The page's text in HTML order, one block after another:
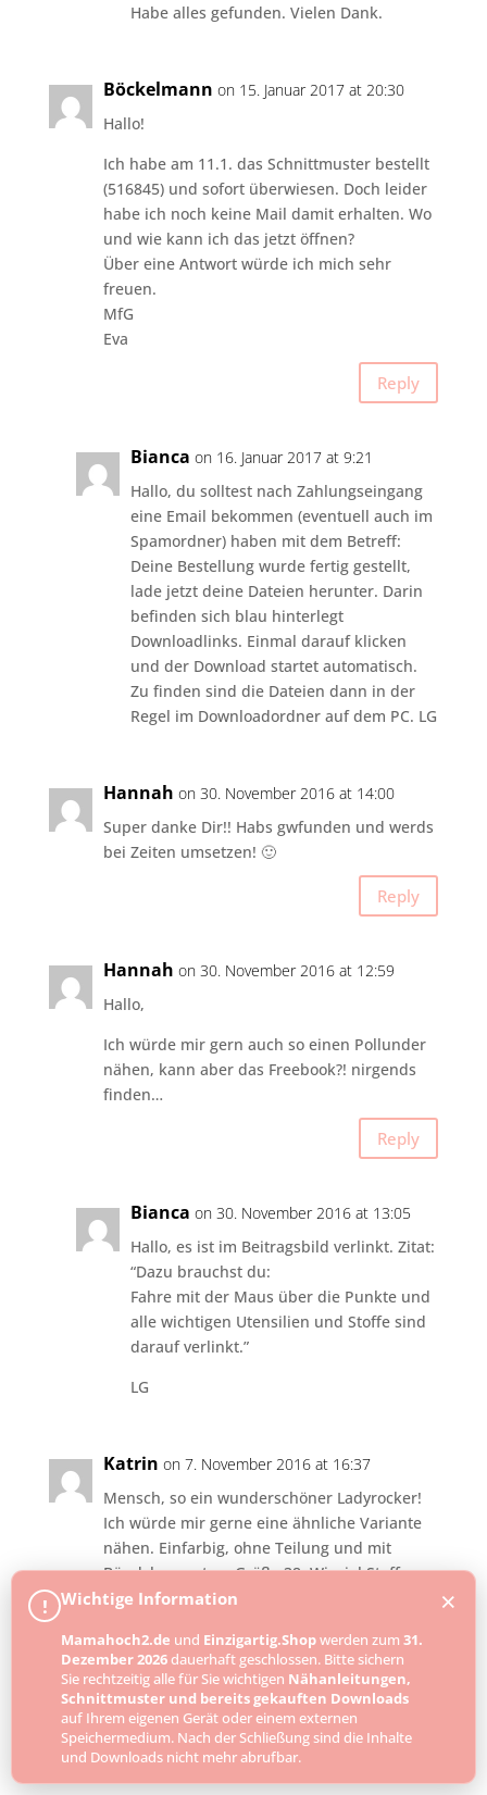
Habe alles gefunden. Vielen Dank.
Böckelmann on 15. Januar 2017 at 20:30
Hallo!
Ich habe am 11.1. das Schnittmuster bestellt
(516845) und sofort überwiesen. Doch leider
habe ich noch keine Mail damit erhalten. Wo
und wie kann ich das jetzt öffnen?
Über eine Antwort würde ich mich sehr
freuen.
MfG
Eva
Reply
Bianca on 16. Januar 2017 at 9:21
Hallo, du solltest nach Zahlungseingang
eine Email bekommen (eventuell auch im
Spamordner) haben mit dem Betreff:
Deine Bestellung wurde fertig gestellt,
lade jetzt deine Dateien herunter. Darin
befinden sich blau hinterlegt
Downloadlinks. Einmal darauf klicken
und der Download startet automatisch.
Zu finden sind die Dateien dann in der
Regel im Downloadordner auf dem PC. LG
Hannah on 30. November 2016 at 14:00
Super danke Dir!! Habs gwfunden und werds
bei Zeiten umsetzen! 🙂
Reply
Hannah on 30. November 2016 at 12:59
Hallo,
Ich würde mir gern auch so einen Pollunder
nähen, kann aber das Freebook?! nirgends
finden…
Reply
Bianca on 30. November 2016 at 13:05
Hallo, es ist im Beitragsbild verlinkt. Zitat:
“Dazu brauchst du:
Fahre mit der Maus über die Punkte und
alle wichtigen Utensilien und Stoffe sind
darauf verlinkt.”
LG
Katrin on 7. November 2016 at 16:37
Mensch, so ein wunderschöner Ladyrocker!
Ich würde mir gerne eine ähnliche Variante
nähen. Einfarbig, ohne Teilung und mit
Bündchen unten. Größe 38. Wieviel Stoff
brauche ich denn dafür? (Versuche gerade
Vielen lieben Dank für die Info!!!
GLG
Katrin
Reply
! Wichtige Information
Mamahoch2.de und Einzigartig.Shopwerden zum 31.
Dezember 2026dauerhaft geschlossen. Bitte sichern
Sie rechtzeitig alle für Sie wichtigen Nähanleitungen,
Schnittmuster und bereits gekauften Downloads
auf Ihrem eigenen Gerät oder einem externen
Speichermedium. Nach der Schließung sind die Inhalte
und Downloads nicht mehr abrufbar.
×